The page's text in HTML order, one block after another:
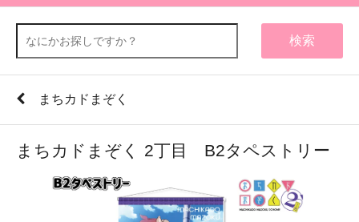
検索
まちカドまぞく
まちカドまぞく 2丁目 B2タペストリー